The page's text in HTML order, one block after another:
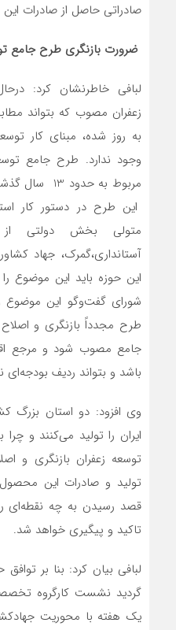
صادراتی حاصل از صادرات
ضرورت بازنگری طرح جامع
لبافی خاطرنشان کرد:
زعفران مصوب که بتواند
به روز شده، مبنای کار
مربوط به
این طرح در دستور کار
متولی بخش دولتی
آستانداری،گمرک، جهاد
این حوزه باید این موضوع
شورای گفت‌وگو این موضوع
طرح مجدداً بازنگری و
جامع مصوب شود و مرجع
باشد و بتواند ردیف بودجه‌ای
ایران را تولید می‌کنند و
توسعه زعفران بازنگری و
تولید و صادرات این
قصد رسیدن به چه نقطه‌ای را
تاکید و پیگیری خواهد شد.‌
لبافی بیان کرد: بنا بر
گردید نشست کارگروه
یک هفته با محوریت